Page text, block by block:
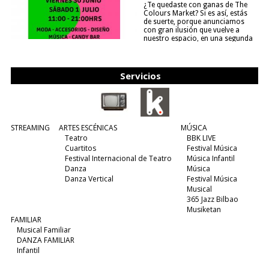
¿Te quedaste con ganas de The
Colours Market? Si es así, estás
de suerte, porque anunciamos
con gran ilusión que vuelve a
nuestro espacio, en una segunda
Servicios
STREAMING
ARTES ESCÉNICAS
Teatro
Cuartitos
Festival Internacional de Teatro
Danza
Danza Vertical
MÚSICA
BBK LIVE
Festival Música
Música Infantil
Música
Festival Música
Musical
365 Jazz Bilbao
Musiketan
FAMILIAR
Musical Familiar
DANZA FAMILIAR
Infantil